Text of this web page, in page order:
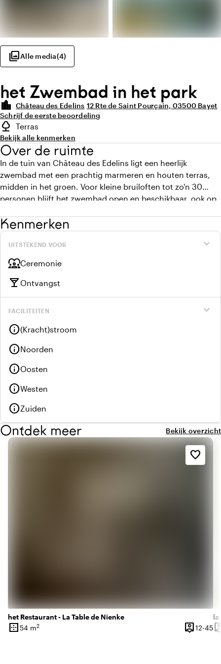
photo_libraryAlle media(4)
het Zwembad in het park
location_city Château des Edelins 12 Rte de Saint Pourçain, 03500 Bayet
Schrijf de eerste beoordeling
Highlights
nature
highlighted.details.outdoorSpaceType
Terras
Bekijk alle kenmerken
Over de ruimte
In de tuin van Château des Edelins ligt een heerlijk
zwembad met een prachtig marmeren en houten terras,
midden in het groen. Voor kleine bruiloften tot zo'n 30
personen blijft het zwembad open en beschikbaar, ook op
Kenmerken
expand_more
UITSTEKEND VOOR
diversity_1Ceremonie
local_bar Ontvangst
expand_more
FACILITEITEN
info(Kracht)stroom
infoNoorden
infoOosten
infoWesten
infoZuiden
Ontdek meer Bekijk overzicht
het Restaurant - La Table de Nienke
border_outer
Oppervlakte
54 m2 person_pin
Capaciteit
12-45
favorite_border
la